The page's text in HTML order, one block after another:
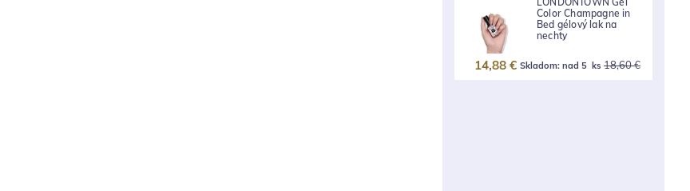
Color Champagne in
Bed gélový lak na
nechty
Skladom: nad 5 ks 18,60 €
14,88 €